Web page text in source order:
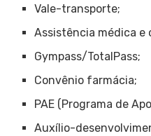
Vale-transporte;
Assistência médica e
Gympass/TotalPass;
Convênio farmácia;
PAE (Programa de
Auxílio-